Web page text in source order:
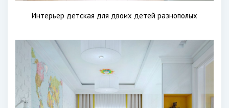
Интерьер детская для двоих детей разнополых